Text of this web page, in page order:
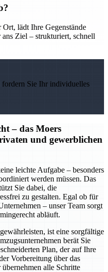
lädt Ihre Gegenstände
Ziel – strukturiert, schnell
fordern Sie Ihr individuelles
– das Moers
und gewerblichen
leichte Aufgabe – besonders
werden müssen. Das
Sie dabei, die
zu gestalten. Egal ob für
– unser Team sorgt
abläuft.
ist eine sorgfältige
berät Sie
Plan, der auf Ihre
Vorbereitung über das
alle Schritte